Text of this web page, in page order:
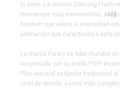
la serie. La versión Dancing Flash
momentos más memorables,
fandom que valora la intensidad
animación que caracteriza a esta
La marca Funko es líder mundial
reconocida por su estilo POP!
Plus eleva el estándar tradicional
nivel de detalle, poses más